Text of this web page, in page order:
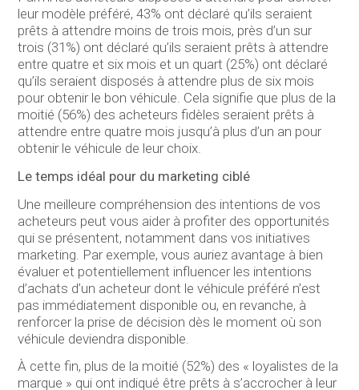
leur modèle préféré, 43% ont déclaré qu’ils seraient
prêts à attendre moins de trois mois, près d’un sur
trois (31%) ont déclaré qu’ils seraient prêts à attendre
entre quatre et six mois et un quart (25%) ont déclaré
qu’ils seraient disposés à attendre plus de six mois
pour obtenir le bon véhicule. Cela signifie que plus de la
moitié (56%) des acheteurs fidèles seraient prêts à
attendre entre quatre mois jusqu’à plus d’un an pour
obtenir le véhicule de leur choix.
Le temps idéal pour du marketing ciblé
Une meilleure compréhension des intentions de vos
acheteurs peut vous aider à profiter des opportunités
qui se présentent, notamment dans vos initiatives
marketing. Par exemple, vous auriez avantage à bien
évaluer et potentiellement influencer les intentions
d’achats d’un acheteur dont le véhicule préféré n’est
pas immédiatement disponible ou, en revanche, à
renforcer la prise de décision dès le moment où son
véhicule deviendra disponible.
À cette fin, plus de la moitié (52%) des « loyalistes de la
marque » qui ont indiqué être prêts à s’accrocher à leur